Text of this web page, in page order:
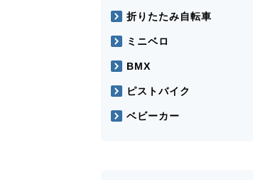
折りたたみ自転車
ミニベロ
BMX
ピストバイク
ベビーカー